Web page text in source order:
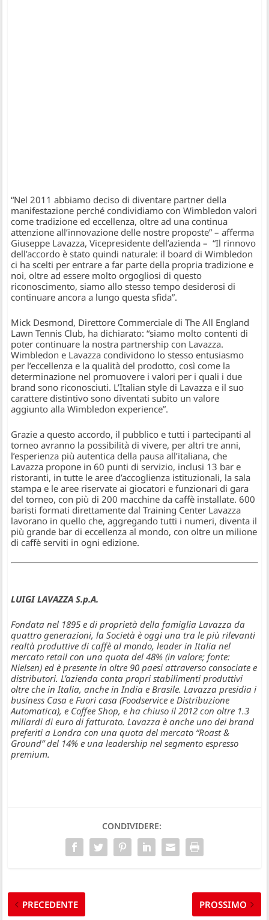
“Nel 2011 abbiamo deciso di diventare partner della
manifestazione perché condividiamo con Wimbledon valori
come tradizione ed eccellenza, oltre ad una continua
attenzione all’innovazione delle nostre proposte” – afferma
Giuseppe Lavazza, Vicepresidente dell’azienda – “Il rinnovo
dell’accordo è stato quindi naturale: il board di Wimbledon
ci ha scelti per entrare a far parte della propria tradizione e
noi, oltre ad essere molto orgogliosi di questo
riconoscimento, siamo allo stesso tempo desiderosi di
continuare ancora a lungo questa sfida”.
Mick Desmond, Direttore Commerciale di The All England
Lawn Tennis Club, ha dichiarato: “siamo molto contenti di
poter continuare la nostra partnership con Lavazza.
Wimbledon e Lavazza condividono lo stesso entusiasmo
per l’eccellenza e la qualità del prodotto, così come la
determinazione nel promuovere i valori per i quali i due
brand sono riconosciuti. L’Italian style di Lavazza e il suo
carattere distintivo sono diventati subito un valore
aggiunto alla Wimbledon experience”.
Grazie a questo accordo, il pubblico e tutti i partecipanti al
torneo avranno la possibilità di vivere, per altri tre anni,
l’esperienza più autentica della pausa all’italiana, che
Lavazza propone in 60 punti di servizio, inclusi 13 bar e
ristoranti, in tutte le aree d’accoglienza istituzionali, la sala
stampa e le aree riservate ai giocatori e funzionari di gara
del torneo, con più di 200 macchine da caffè installate. 600
baristi formati direttamente dal Training Center Lavazza
lavorano in quello che, aggregando tutti i numeri, diventa il
più grande bar di eccellenza al mondo, con oltre un milione
di caffè serviti in ogni edizione.
LUIGI LAVAZZA S.p.A.
Fondata nel 1895 e di proprietà della famiglia Lavazza da
quattro generazioni, la Società è oggi una tra le più rilevanti
realtà produttive di caffè al mondo, leader in Italia nel
mercato retail con una quota del 48% (in valore; fonte:
Nielsen) ed è presente in oltre 90 paesi attraverso consociate e
distributori. L’azienda conta propri stabilimenti produttivi
oltre che in Italia, anche in India e Brasile. Lavazza presidia i
business Casa e Fuori casa (Foodservice e Distribuzione
Automatica), e Coffee Shop, e ha chiuso il 2012 con oltre 1.3
miliardi di euro di fatturato. Lavazza è anche uno dei brand
preferiti a Londra con una quota del mercato “Roast &
Ground” del 14% e una leadership nel segmento espresso
premium.
CONDIVIDERE:
PRECEDENTE PROSSIMO